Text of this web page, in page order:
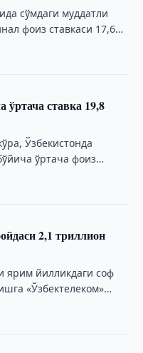
сўмдаги муддатли
фоиз ставкаси 17,6
ўртача ставка 19,8
Ўзбекистонда
ўртача фоиз
2,1 триллион
йилликдаги соф
«Ўзбектелеком»